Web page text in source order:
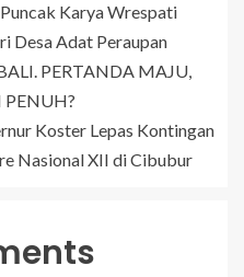
Karya Wrespati
Desa Adat Peraupan
PERTANDA MAJU,
Koster Lepas Kontingan
Nasional XII di Cibubur